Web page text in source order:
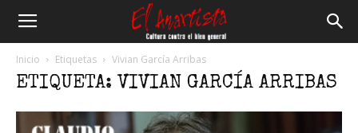
Inicio Etiquetas Vivian García Arribas
ETIQUETA: VIVIAN GARCÍA ARRIBAS